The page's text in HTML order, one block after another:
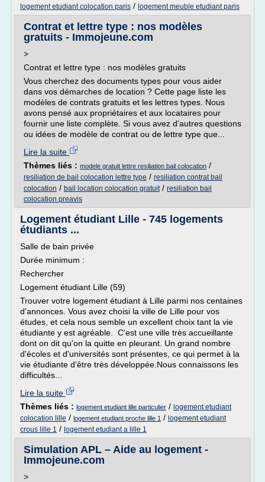
logement etudiant colocation paris / logement meuble etudiant paris
Contrat et lettre type : nos modèles
gratuits - Immojeune.com
>
Contrat et lettre type : nos modèles gratuits
Vous cherchez des documents types pour vous aider
dans vos démarches de location ? Cette page liste les
modèles de contrats gratuits et les lettres types. Nous
avons pensé aux propriétaires et aux locataires pour
fournir une liste complète. Si vous avez d'autres questions
ou idées de modèle de contrat ou de lettre type que...
Lire la suite
Thèmes liés : modele gratuit lettre resiliation bail colocation /
resiliation de bail colocation lettre type / resiliation contrat bail
colocation / bail location colocation gratuit/ resiliation bail
colocation preavis
Logement étudiant Lille - 745 logements
étudiants ...
Salle de bain privée
Durée minimum :
Rechercher
Logement étudiant Lille (59)
Trouver votre logement étudiant à Lille parmi nos centaines
d'annonces. Vous avez choisi la ville de Lille pour vos
études, et cela nous semble un excellent choix tant la vie
étudiante y est agréable. C'est une ville très accueillante
dont on dit qu'on la quitte en pleurant. Un grand nombre
d'écoles et d'universités sont présentes, ce qui permet à la
vie étudiante d'être très développée.Nous connaissons les
difficultés...
Lire la suite
Thèmes liés : logement etudiant lille particulier / logement etudiant
colocation lille / logement etudiant proche lille 1 / logement etudiant
crous lille 1 / logement etudiant a lille 1
Simulation APL – Aide au logement -
Immojeune.com
>